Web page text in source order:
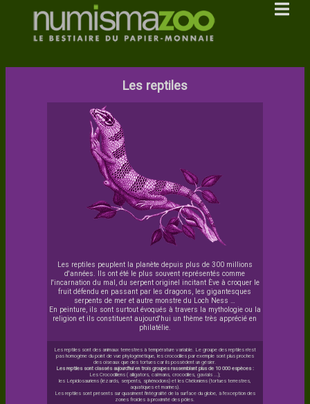
Les reptiles
Les reptiles peuplent la planète depuis plus de 300 millions
d'années. Ils ont été le plus souvent représentés comme
l'incarnation du mal, du serpent originel incitant Ève à croquer le
fruit défendu en passant par les dragons, les gigantesques
serpents de mer et autre monstre du Loch Ness …
En peinture, ils sont surtout évoqués à travers la mythologie ou la
religion et ils constituent aujourd'hui un thème très apprécié en
philatélie.
Les reptiles sont des animaux terrestres à température variable. Le groupe des reptiles n'est
pas homogène du point de vue phylogénétique, les crocodiles par exemple sont plus proches
des oiseaux que des tortues car ils possèdent un gésier.
Les reptiles sont classés aujourd'hui en trois groupes rassemblant plus de 10 000 espèces :
Les Crocodiliens ( alligators, caïmans, crocodiles, gavials ...);
les Lépidosauriens (lézards, serpents, sphénodons) et les Chéloniens (tortues terrestres,
aquatiques et marines).
Les reptiles sont présents sur quasiment l'intégralité de la surface du globe, à l'exception des
zones froides à proximité des pôles.